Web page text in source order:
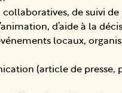
de suivi
d’aide à la
locaux,
(article de presse,